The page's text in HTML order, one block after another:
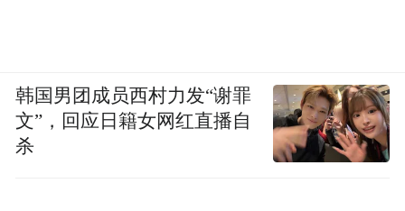
韩国男团成员西村力发“谢罪
文”，回应日籍女网红直播自
杀